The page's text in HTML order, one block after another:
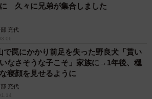
久々に兄弟が集合しました
部 充代
で罠にかかり前足を失った野良犬「貰い
なさそうな子こそ」家族に→1年後、穏
寝顔を見せるように
部 充代